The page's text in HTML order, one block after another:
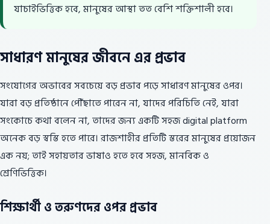
যাচাইভিত্তিক হবে, মানুষের আস্থা তত বেশি শক্তিশালী হবে।
সাধারণ মানুষের জীবনে এর প্রভাব
সংযোগের অভাবের সবচেয়ে বড় প্রভাব পড়ে সাধারণ মানুষের ওপর।
যারা বড় প্রতিষ্ঠানে পৌঁছাতে পারেন না, যাদের পরিচিতি নেই, যারা
সংকোচে কথা বলেন না, তাদের জন্য একটি সহজ digital platform
অনেক বড় স্বস্তি হতে পারে। রাজশাহীর প্রতিটি স্তরের মানুষের প্রয়োজন
এক নয়; তাই সহায়তার ভাষাও হতে হবে সহজ, মানবিক ও
শ্রেণিভিত্তিক।
শিক্ষার্থী ও তরুণদের ওপর প্রভাব